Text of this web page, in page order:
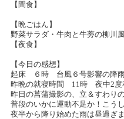
【間食】
【晩ごはん】
野菜サラダ・牛肉と牛蒡の柳川
【夜食】
【今日の感想】
起床 ６時 台風６号影響の降雨
昨晩の就寝時間 11時 夜中2度
昨日の菖蒲撮影の、立＆すわり
普段のいかに運動不足か！こう
夜半から降り始めた雨は昼過ぎ